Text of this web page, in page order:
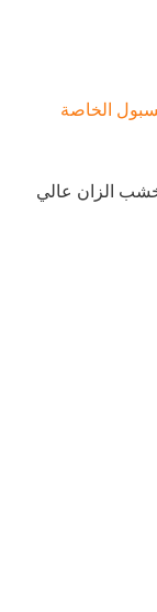
الخاصة
الزان عالي